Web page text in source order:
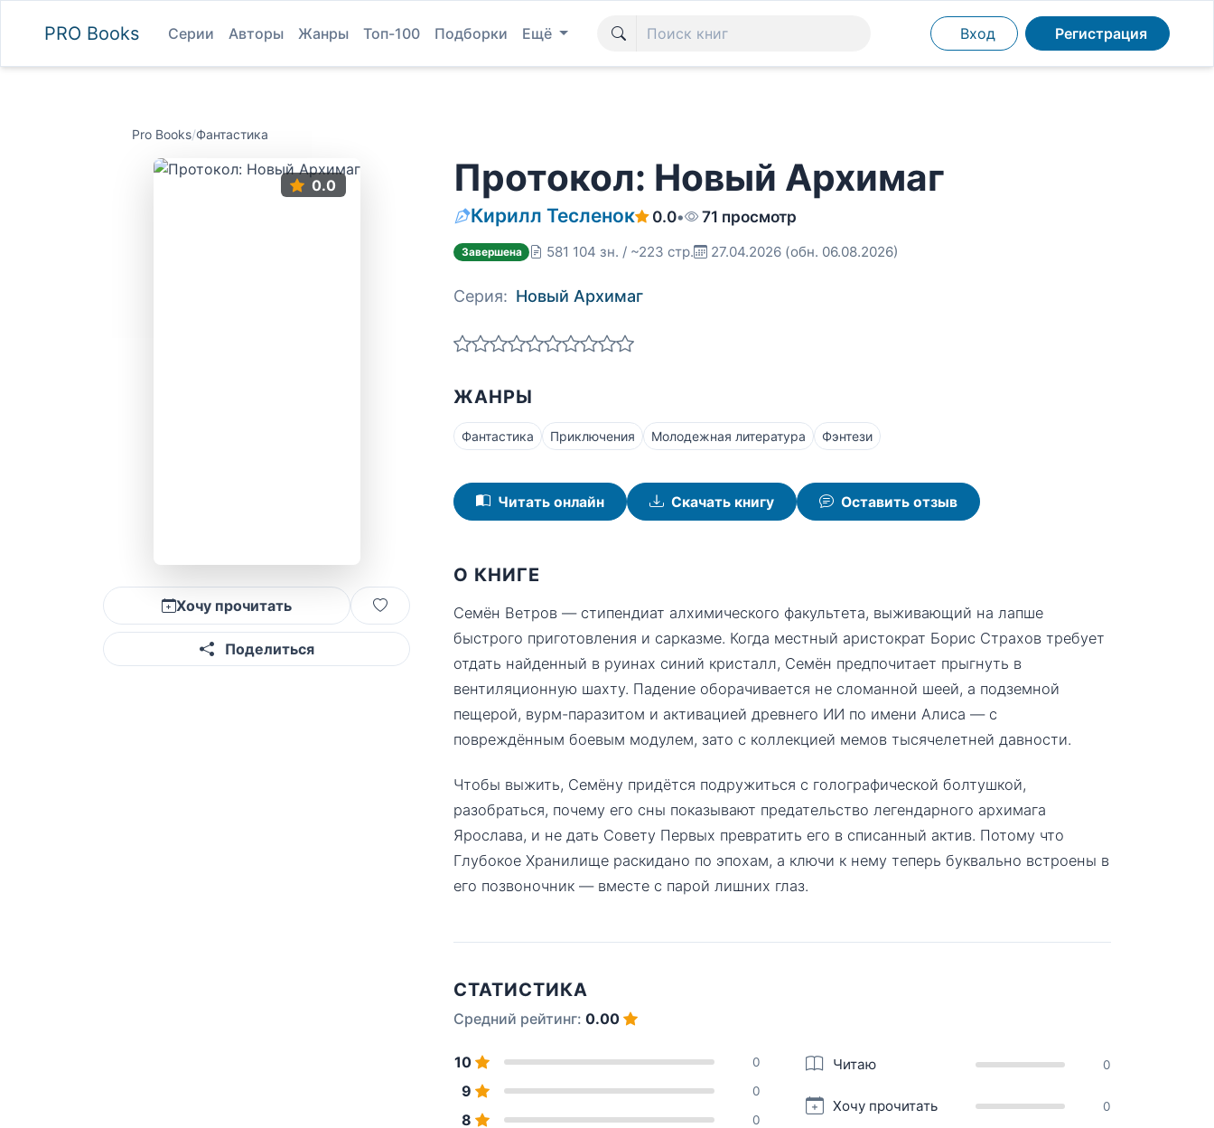
PRO Books Серии Авторы Жанры Топ-100 Подборки Ещё Вход Регистрация
Pro Books/Фантастика
0.0
Хочу прочитать
Поделиться
Протокол: Новый Архимаг
Кирилл Тесленок 0.0• 71 просмотр
Завершена 581 104 зн. / ~223 стр. 27.04.2026 (обн. 06.08.2026)
Серия: Новый Архимаг
ЖАНРЫ
Фантастика Приключения Молодежная литература Фэнтези
Читать онлайн Скачать книгу Оставить отзыв
О КНИГЕ
Семён Ветров — стипендиат алхимического факультета, выживающий на лапше
быстрого приготовления и сарказме. Когда местный аристократ Борис Страхов требует
отдать найденный в руинах синий кристалл, Семён предпочитает прыгнуть в
вентиляционную шахту. Падение оборачивается не сломанной шеей, а подземной
пещерой, вурм-паразитом и активацией древнего ИИ по имени Алиса — с
повреждённым боевым модулем, зато с коллекцией мемов тысячелетней давности.
Чтобы выжить, Семёну придётся подружиться с голографической болтушкой,
разобраться, почему его сны показывают предательство легендарного архимага
Ярослава, и не дать Совету Первых превратить его в списанный актив. Потому что
Глубокое Хранилище раскидано по эпохам, а ключи к нему теперь буквально встроены в
его позвоночник — вместе с парой лишних глаз.
СТАТИСТИКА
Средний рейтинг: 0.00
10 0
9 0
8 0
Читаю 0
Хочу прочитать 0